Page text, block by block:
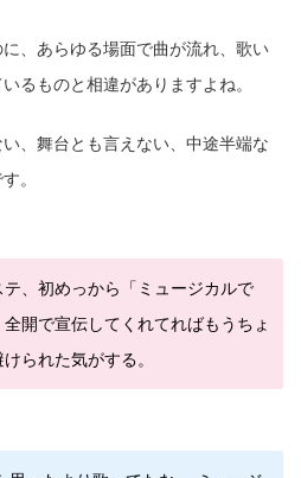
、あらゆる場面で曲が流れ、歌い
るものと相違がありますよね。
、舞台とも言えない、中途半端な
。
テ 、初めっから「 ミュージカルで
開で宣伝してくれてればもうちょ
られた気がする。